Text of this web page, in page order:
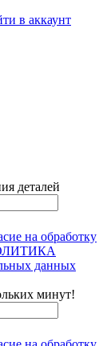
в аккаунт
деталей
на обработку
данных
минут!